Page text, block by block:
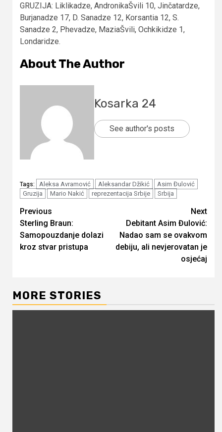
GRUZIJA: Liklikadze, AndronikaŠvili 10, Jinčatardze,
Burjanadze 17, D. Sanadze 12, Korsantia 12, S.
Sanadze 2, Phevadze, MaziaŠvili, Ochkikidze 1,
Londaridze.
About The Author
Kosarka 24
See author's posts
Tags: Aleksa Avramović Aleksandar Džikić
Asim Đulović
Gruzija
Mario Nakić reprezentacija Srbije Srbija
Continue
Reading
Previous
Sterling Braun:
Samopouzdanje dolazi
kroz stvar pristupa
Next
Debitant Asim Đulović:
Nadao sam se ovakvom
debiju, ali nevjerovatan je
osjećaj
MORE STORIES